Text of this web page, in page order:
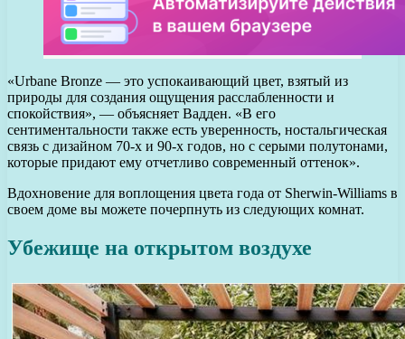
«Urbane Bronze — это успокаивающий цвет, взятый из
природы для создания ощущения расслабленности и
спокойствия», — объясняет Вадден. «В его
сентиментальности также есть уверенность, ностальгическая
связь с дизайном 70-х и 90-х годов, но с серыми полутонами,
которые придают ему отчетливо современный оттенок».
Вдохновение для воплощения цвета года от Sherwin-Williams в
своем доме вы можете почерпнуть из следующих комнат.
Убежище на открытом воздухе